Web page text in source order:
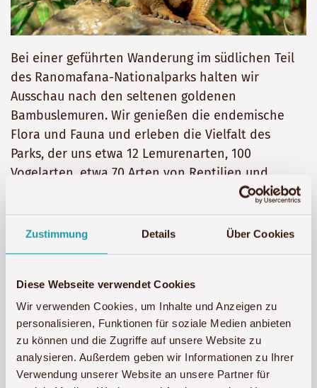
Zustimmung Details Über Cookies
Diese Webseite verwendet Cookies
Wir verwenden Cookies, um Inhalte und Anzeigen zu
personalisieren, Funktionen für soziale Medien anbieten
zu können und die Zugriffe auf unsere Website zu
analysieren. Außerdem geben wir Informationen zu Ihrer
Verwendung unserer Website an unsere Partner für
Bei einer geführten Wanderung im südlichen Teil
des Ranomafana-Nationalparks halten wir
Ausschau nach den seltenen goldenen
Bambuslemuren. Wir genießen die endemische
Flora und Fauna und erleben die Vielfalt des
Parks, der uns etwa 12 Lemurenarten, 100
Vogelarten, etwa 70 Arten von Reptilien und
Schmetterlingen zu bieten hat. Mittags machen
wir eine kleine Rast am Flussufer, bevor sich die
Wanderung fortsetzt und wir wenig später von
können. Die Nacht verbringen wir in einem Zelt.
Übernachtung: Zelt(F/M/A)
Tag 9: Morgendliche Wanderung im